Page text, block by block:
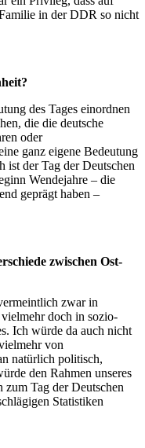
in der DDR so nicht
des Tages einordnen
die die deutsche
oder
ganz eigene Bedeutung
ist der Tag der Deutschen
Wendejahre – die
geprägt haben –
zwischen Ost-
zwar in
doch in sozio-
Ich würde da auch nicht
von
natürlich politisch,
den Rahmen unseres
Tag der Deutschen
Statistiken